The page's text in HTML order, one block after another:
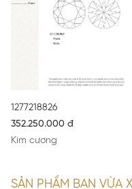
1277218826
352.250.000 đ
Kim cương
SẢN PHẨM BẠN VỪA